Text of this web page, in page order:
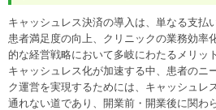
キャッシュレス決済の導入は、単なる支払
患者満足度の向上、クリニックの業務効率
的な経営戦略において多岐にわたるメリッ
キャッシュレス化が加速する中、患者のニ
ク運営を実現するためには、キャッシュレ
通れない道であり、開業前・開業後に関わ